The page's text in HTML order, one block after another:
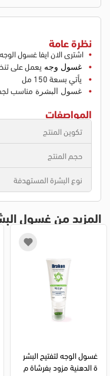
نظرة عامة
اشترى الان ايفا غسول
غسول وجه يعمل على
يأتي بسعة 150 مل
غسول البشرة مناسب
المواصفات
تكوين المنتج
حجم المنتج
نوع البشرة المستهدفة
المزيد من غسول
غسول الوجه لتفتيح البشر
ة الدهنية مزود بفرشاة م